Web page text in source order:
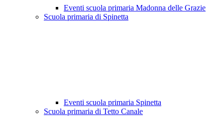
Eventi scuola primaria Madonna delle Grazie
Scuola primaria di Spinetta
Eventi scuola primaria Spinetta
Scuola primaria di Tetto Canale